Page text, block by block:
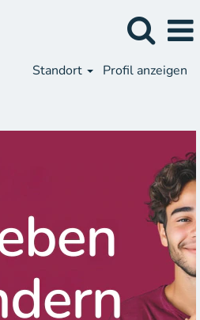
Standort Profil anzeigen